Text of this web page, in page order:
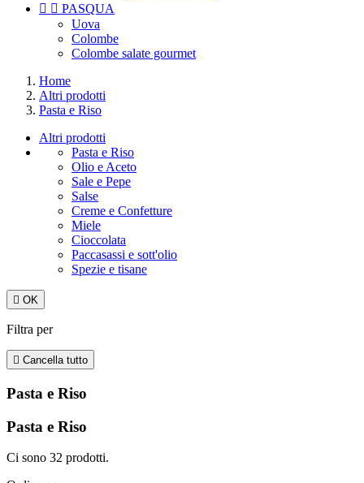
  PASQUA
Uova
Colombe
Colombe salate gourmet
Home
Altri prodotti
Pasta e Riso
Altri prodotti
Pasta e Riso
Olio e Aceto
Sale e Pepe
Salse
Creme e Confetture
Miele
Cioccolata
Paccasassi e sott'olio
Spezie e tisane
 OK
Filtra per
 Cancella tutto
Pasta e Riso
Pasta e Riso
Ci sono 32 prodotti.